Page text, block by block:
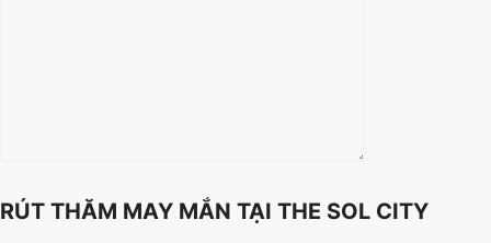
RÚT THĂM MAY MẮN TẠI THE SOL CITY